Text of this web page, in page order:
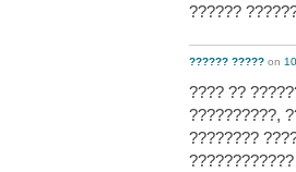
??????
?????? ????? on
???? ??
??????????,
????????